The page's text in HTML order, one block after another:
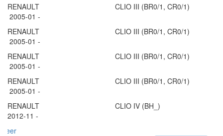
RENAULT CLIO III (BR0/1, CR0/1)
2005-01 -
RENAULT CLIO III (BR0/1, CR0/1)
2005-01 -
RENAULT CLIO III (BR0/1, CR0/1)
2005-01 -
RENAULT CLIO III (BR0/1, CR0/1)
2005-01 -
RENAULT CLIO IV (BH_)
2012-11 -
meer